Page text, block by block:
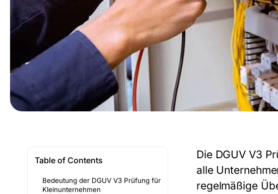
Table of Contents
Bedeutung der DGUV V3 Prüfung für
Kleinunternehmen
Die DGUV V3
alle
regelmäßige